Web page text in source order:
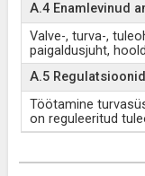
A.4 Enamlevinud
Valve-, turva-,
paigaldusjuht,
A.5
Töötamine
on reguleeritud